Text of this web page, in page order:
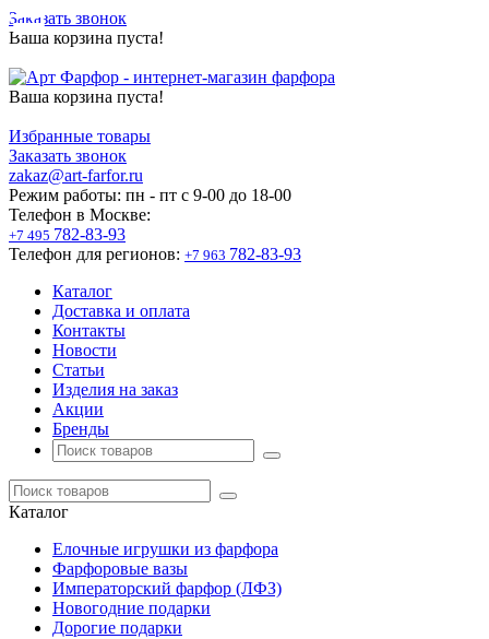
Заказать звонок
Ваша корзина пуста!
Ваша корзина пуста!
Избранные товары
Заказать звонок
zakaz@art-farfor.ru
Режим работы: пн - пт c 9-00 до 18-00
Телефон в Москве:
+7 495 782-83-93
Телефон для регионов: +7 963 782-83-93
Каталог
Доставка и оплата
Контакты
Новости
Статьи
Изделия на заказ
Акции
Бренды
Каталог
Елочные игрушки из фарфора
Фарфоровые вазы
Императорский фарфор (ЛФЗ)
Новогодние подарки
Дорогие подарки